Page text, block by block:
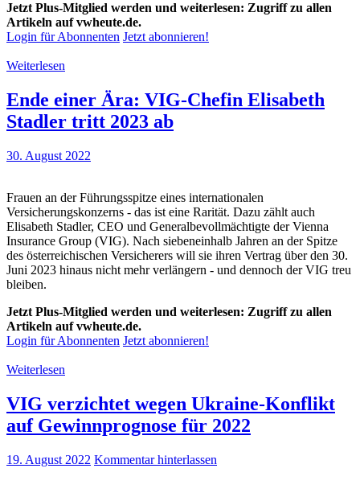
Jetzt Plus-Mitglied werden und weiterlesen: Zugriff zu allen
Artikeln auf vwheute.de.
Login für Abonnenten Jetzt abonnieren!
Weiterlesen
Ende einer Ära: VIG-Chefin Elisabeth
Stadler tritt 2023 ab
30. August 2022
Frauen an der Führungsspitze eines internationalen
Versicherungskonzerns - das ist eine Rarität. Dazu zählt auch
Elisabeth Stadler, CEO und Generalbevollmächtigte der Vienna
Insurance Group (VIG). Nach siebeneinhalb Jahren an der Spitze
des österreichischen Versicherers will sie ihren Vertrag über den 30.
Juni 2023 hinaus nicht mehr verlängern - und dennoch der VIG treu
bleiben.
Jetzt Plus-Mitglied werden und weiterlesen: Zugriff zu allen
Artikeln auf vwheute.de.
Login für Abonnenten Jetzt abonnieren!
Weiterlesen
VIG verzichtet wegen Ukraine-Konflikt
auf Gewinnprognose für 2022
19. August 2022 Kommentar hinterlassen